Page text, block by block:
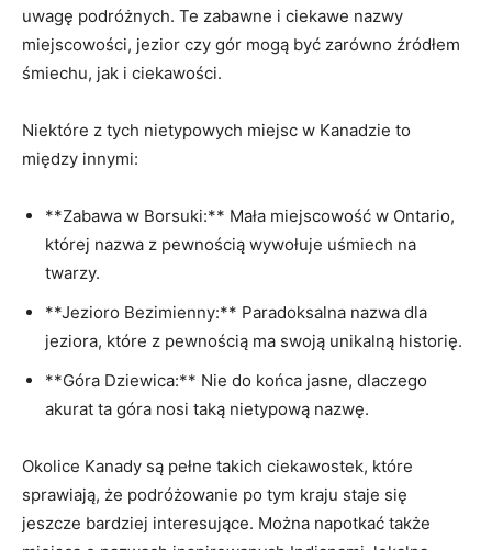
uwagę podróżnych. Te zabawne‌ i ciekawe⁤ nazwy
miejscowości, jezior czy gór mogą być ⁢zarówno źródłem
śmiechu, ‌jak i ciekawości.
Niektóre z tych nietypowych miejsc w Kanadzie⁣ to⁢
między innymi:
**Zabawa w Borsuki:** Mała miejscowość w Ontario,
⁢której nazwa z ⁤pewnością wywołuje uśmiech na⁤
twarzy.
**Jezioro ​Bezimienny:** Paradoksalna⁣ nazwa ​dla
jeziora, ‍które ⁢z‌ pewnością ma swoją⁤ unikalną historię.
**Góra Dziewica:** Nie do końca ‍jasne,​ dlaczego
akurat⁣ ta ⁤góra nosi taką nietypową‍ nazwę.
Okolice Kanady są ‍pełne takich‍ ciekawostek, ‌które
sprawiają,⁤ że podróżowanie po tym kraju staje się
jeszcze bardziej ​interesujące. Można napotkać ​także